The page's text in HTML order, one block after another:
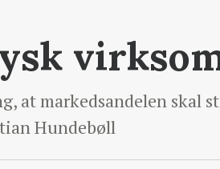
at markedsandelen skal
Hundebøll